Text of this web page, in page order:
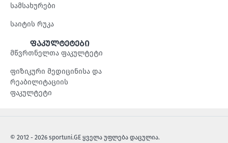
სამსახურები
საიტის რუკა
ფაკულტეტები
მწვრთნელთა ფაკულტეტი
ფიზიკური მედიცინისა და
რეაბილიტაციის
ფაკულტეტი
© 2012 - 2026 sportuni.GE ყველა უფლება დაცულია.